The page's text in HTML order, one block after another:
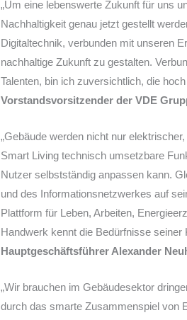
„Um eine lebenswerte Zukunft für uns
Nachhaltigkeit genau jetzt gestellt
Digitaltechnik, verbunden mit unseren
nachhaltige Zukunft zu gestalten.
Talenten, bin ich zuversichtlich, die
Vorstandsvorsitzender der VDE
„Gebäude werden nicht nur
Smart Living technisch umsetzbare
Nutzer selbstständig anpassen kann.
und des Informationsnetzwerkes auf
Plattform für Leben, Arbeiten,
Handwerk kennt die Bedürfnisse
Hauptgeschäftsführer Alexander
„Wir brauchen im Gebäudesektor
durch das smarte Zusammenspiel von